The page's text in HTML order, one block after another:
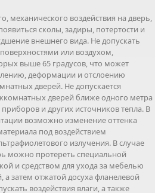
механического воздействия на дверь,
сколы, задиры, потертости и
внешнего вида. Не допускать
или воздухом,
выше 65 градусов, что может
деформации и отслоению
дверей. Не допускается
дверей ближе одного метра
и других источников тепла. В
возможно изменение оттенка
под воздействием
излучения. В случае
можно протереть специальной
и средством для ухода за мебелью
а затем отжатой досуха фланелевой
воздействия влаги, а также